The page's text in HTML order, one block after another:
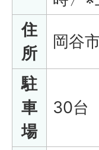
住
所
岡谷
駐
車
場
30台